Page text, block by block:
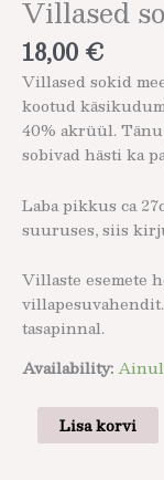
Villased
18,00 €
Villased sokid
kootud
40% akrüül.
sobivad hästi ka
Laba pikkus ca
suuruses, siis
Villaste esemete
tasapinnal.
Availability:
Lisa korvi